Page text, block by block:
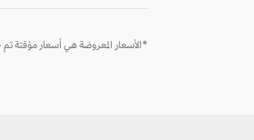
*الأسعار المعروضة هي أسعار مؤقتة تم جمعها خلال آخر 48 ساعة